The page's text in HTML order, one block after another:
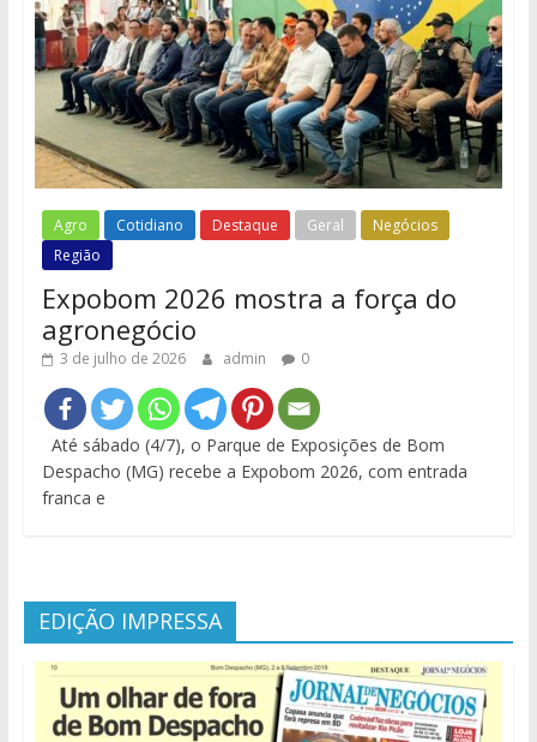
Agro Cotidiano Destaque Geral
Negócios
Região
Expobom 2026 mostra a força do
agronegócio
3 de julho de 2026 admin 0
Até sábado (4/7), o Parque de Exposições de Bom
Despacho (MG) recebe a Expobom 2026, com entrada
franca e
EDIÇÃO IMPRESSA